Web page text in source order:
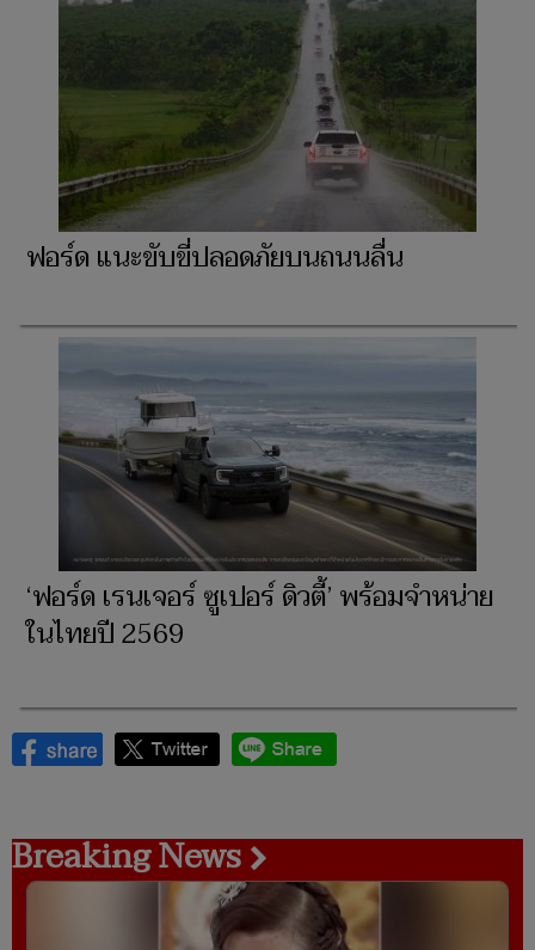
ฟอร์ด แนะขับขี่ปลอดภัยบนถนนลื่น
‘ฟอร์ด เรนเจอร์ ซูเปอร์ ดิวตี้’ พร้อมจำหน่าย
ในไทยปี 2569
Breaking News